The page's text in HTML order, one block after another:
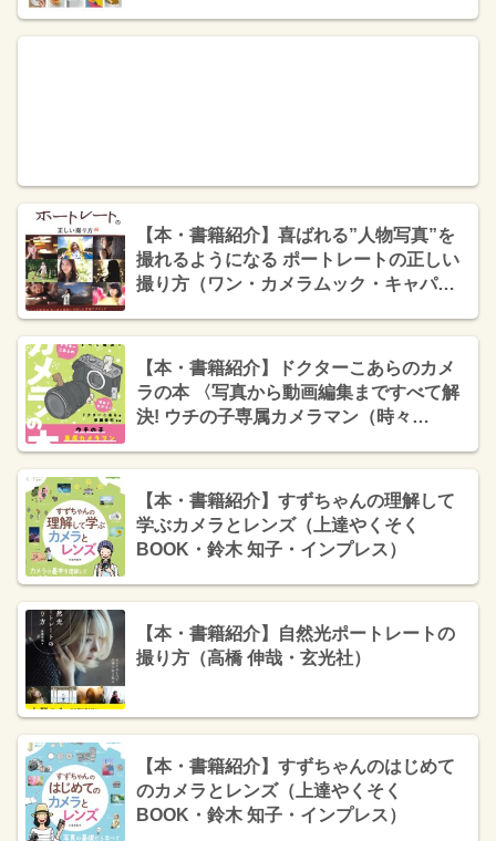
【本・書籍紹介】喜ばれる”人物写真”を
撮れるようになる ポートレートの正しい
撮り方（ワン・カメラムック・キャパ編
【本・書籍紹介】ドクターこあらのカメ
ラの本 〈写真から動画編集まですべて解
決! ウチの子専属カメラマン（時々
ーこあら・エムディエヌコーポレーショ
ン）
【本・書籍紹介】すずちゃんの理解して
学ぶカメラとレンズ（上達やくそく
BOOK・鈴木 知子・インプレス）
【本・書籍紹介】自然光ポートレートの
撮り方（高橋 伸哉・玄光社）
【本・書籍紹介】すずちゃんのはじめて
のカメラとレンズ（上達やくそく
BOOK・鈴木 知子・インプレス）